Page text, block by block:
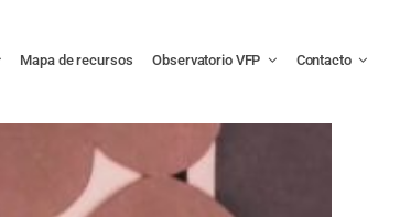
Mapa de recursos Observatorio VFP Contacto